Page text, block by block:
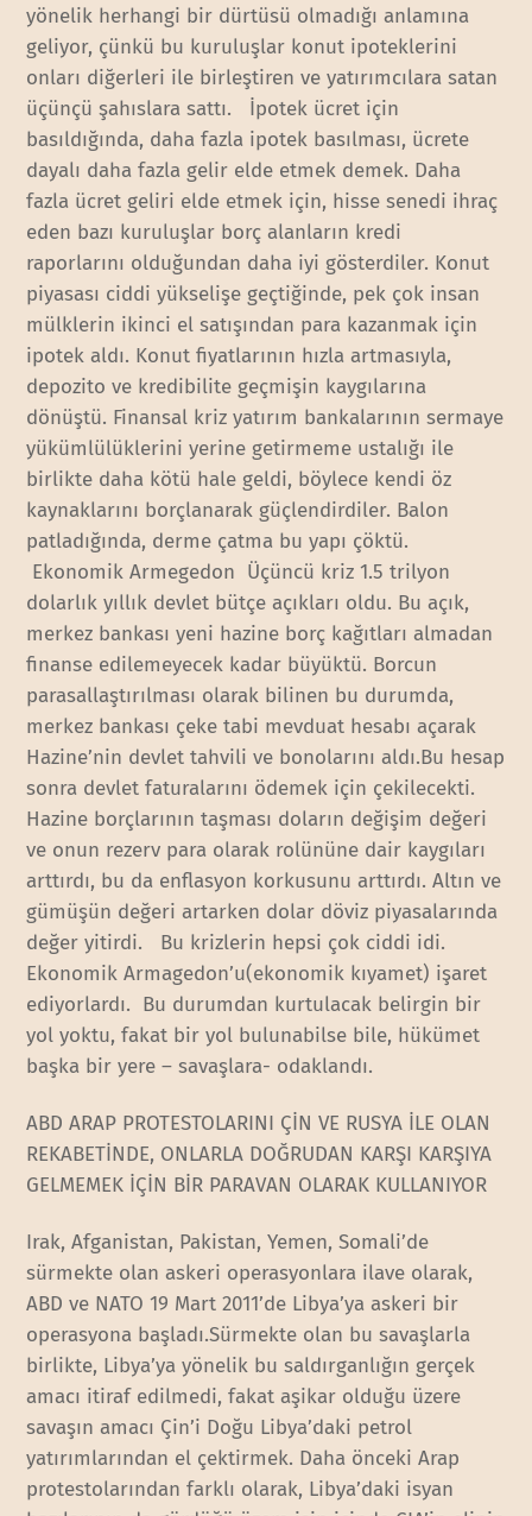
yönelik herhangi bir dürtüsü olmadığı anlamına
geliyor, çünkü bu kuruluşlar konut ipoteklerini
onları diğerleri ile birleştiren ve yatırımcılara satan
üçünçü şahıslara sattı. İpotek ücret için
basıldığında, daha fazla ipotek basılması, ücrete
dayalı daha fazla gelir elde etmek demek. Daha
fazla ücret geliri elde etmek için, hisse senedi ihraç
eden bazı kuruluşlar borç alanların kredi
raporlarını olduğundan daha iyi gösterdiler. Konut
piyasası ciddi yükselişe geçtiğinde, pek çok insan
mülklerin ikinci el satışından para kazanmak için
ipotek aldı. Konut fiyatlarının hızla artmasıyla,
depozito ve kredibilite geçmişin kaygılarına
dönüştü. Finansal kriz yatırım bankalarının sermaye
yükümlülüklerini yerine getirmeme ustalığı ile
birlikte daha kötü hale geldi, böylece kendi öz
kaynaklarını borçlanarak güçlendirdiler. Balon
patladığında, derme çatma bu yapı çöktü.
Ekonomik Armegedon Üçüncü kriz 1.5 trilyon
dolarlık yıllık devlet bütçe açıkları oldu. Bu açık,
merkez bankası yeni hazine borç kağıtları almadan
finanse edilemeyecek kadar büyüktü. Borcun
parasallaştırılması olarak bilinen bu durumda,
merkez bankası çeke tabi mevduat hesabı açarak
Hazine’nin devlet tahvili ve bonolarını aldı.Bu hesap
sonra devlet faturalarını ödemek için çekilecekti.
Hazine borçlarının taşması doların değişim değeri
ve onun rezerv para olarak rolününe dair kaygıları
arttırdı, bu da enflasyon korkusunu arttırdı. Altın ve
gümüşün değeri artarken dolar döviz piyasalarında
değer yitirdi. Bu krizlerin hepsi çok ciddi idi.
Ekonomik Armagedon’u(ekonomik kıyamet) işaret
ediyorlardı. Bu durumdan kurtulacak belirgin bir
yol yoktu, fakat bir yol bulunabilse bile, hükümet
başka bir yere – savaşlara- odaklandı.
ABD ARAP PROTESTOLARINI ÇİN VE RUSYA İLE OLAN
REKABETİNDE, ONLARLA DOĞRUDAN KARŞI KARŞIYA
GELMEMEK İÇİN BİR PARAVAN OLARAK KULLANIYOR
Irak, Afganistan, Pakistan, Yemen, Somali’de
sürmekte olan askeri operasyonlara ilave olarak,
ABD ve NATO 19 Mart 2011’de Libya’ya askeri bir
operasyona başladı.Sürmekte olan bu savaşlarla
birlikte, Libya’ya yönelik bu saldırganlığın gerçek
amacı itiraf edilmedi, fakat aşikar olduğu üzere
savaşın amacı Çin’i Doğu Libya’daki petrol
yatırımlarından el çektirmek. Daha önceki Arap
protestolarından farklı olarak, Libya’daki isyan